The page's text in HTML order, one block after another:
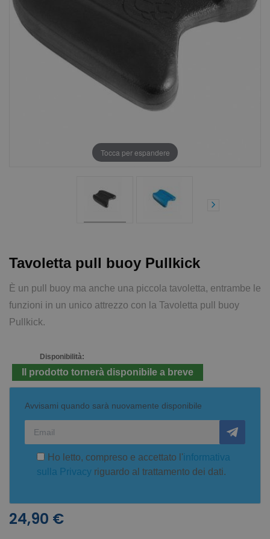
Tocca per espandere
Tavoletta pull buoy Pullkick
È un pull buoy ma anche una piccola tavoletta, entrambe le
funzioni in un unico attrezzo con la Tavoletta pull buoy
Pullkick.
Disponibilità:
Il prodotto tornerà disponibile a breve
Avvisami quando sarà nuovamente disponibile
Ho letto, compreso e accettato l'informativa
sulla Privacy riguardo al trattamento dei dati.
24,90 €